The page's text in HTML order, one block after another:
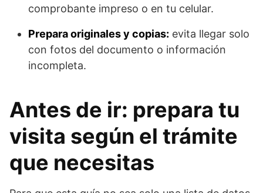
comprobante impreso o en tu celular.
Prepara originales y copias: evita llegar solo
con fotos del documento o información
incompleta.
Antes de ir: prepara tu
visita según el trámite
que necesitas